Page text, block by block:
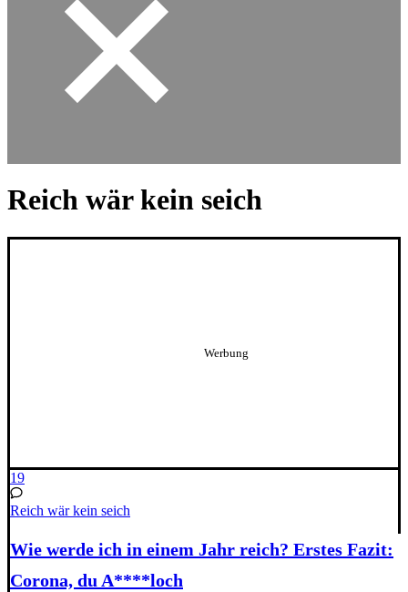
Reich wär kein seich
19
Reich wär kein seich
Wie werde ich in einem Jahr reich? Erstes Fazit:
Corona, du A****loch